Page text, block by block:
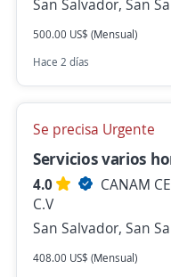
San Salvador, San
500.00 US$ (Mensual)
Hace 2 días
Se precisa Urgente
Servicios varios
4.0
CANAM
C.V
San Salvador, San
408.00 US$ (Mensual)